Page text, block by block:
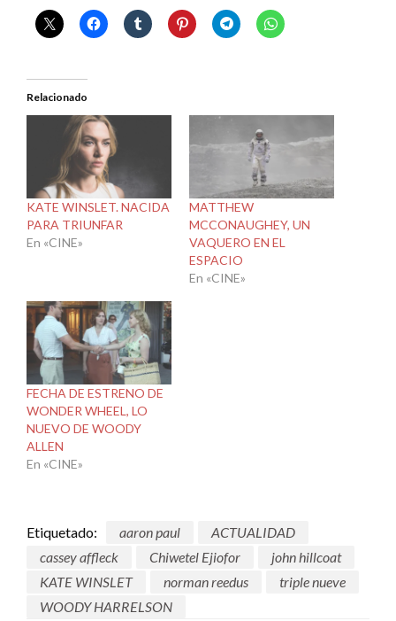
Relacionado
KATE WINSLET. NACIDA
PARA TRIUNFAR
En «CINE»
MATTHEW
MCCONAUGHEY, UN
VAQUERO EN EL
ESPACIO
En «CINE»
FECHA DE ESTRENO DE
WONDER WHEEL, LO
NUEVO DE WOODY
ALLEN
En «CINE»
Etiquetado: aaron paul
ACTUALIDAD
cassey affleck
Chiwetel Ejiofor
john hillcoat
KATE WINSLET
norman reedus
triple nueve
WOODY HARRELSON